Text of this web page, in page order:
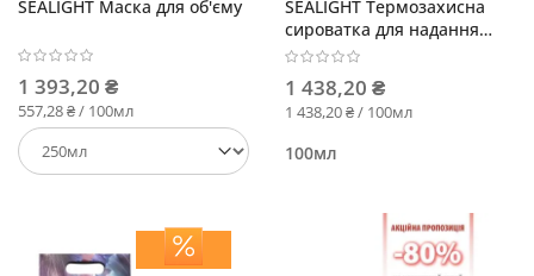
SEALIGHT Маска для об'єму
1 393,20 ₴
557,28 ₴ / 100мл
SEALIGHT Термозахисна
сироватка для надання
об'єму
1 438,20 ₴
1 438,20 ₴ / 100мл
100мл